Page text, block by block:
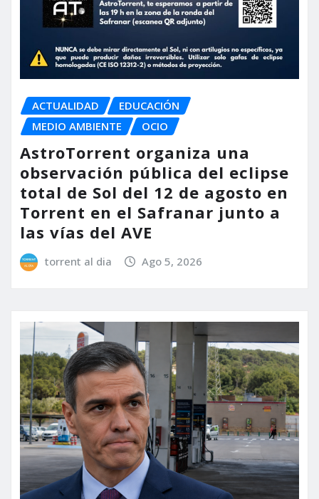
ACTUALIDAD
EDUCACIÓN
MEDIO AMBIENTE
OCIO
AstroTorrent organiza una
observación pública del eclipse
total de Sol del 12 de agosto en
Torrent en el Safranar junto a
las vías del AVE
torrent al dia Ago 5, 2026